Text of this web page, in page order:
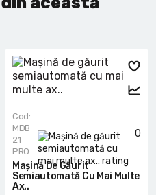
0
Cod:
MDB
21
PRO
Mașină De Găurit
Semiautomată Cu Mai Multe
Ax..